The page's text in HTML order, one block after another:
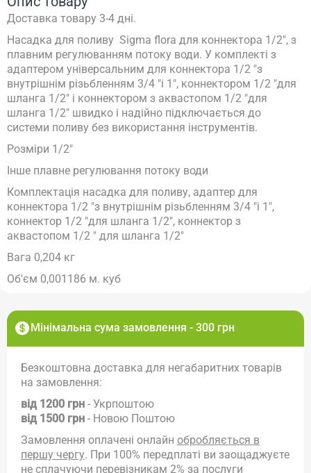
Мінімальна сума замовлення - 300 грн
Безкоштовна доставка для негабаритних товарів
на замовлення:
від 1200 грн - Укрпоштою
від 1500 грн - Новою Поштою
Замовлення оплачені онлайн обробляється в
першу чергу. При 100% передплаті ви заощаджуєте
не сплачуючи перевізникам 2% за послуги
Доставка товару 3-4 дні.
Насадка для поливу Sigma flora для коннектора 1/2", з
плавним регулюванням потоку води. У комплекті з
адаптером універсальним для коннектора 1/2 "з
внутрішнім різьбленням 3/4 "і 1", коннектором 1/2 "для
шланга 1/2" і коннектором з аквастопом 1/2 "для
шланга 1/2" швидко і надійно підключається до
системи поливу без використання інструментів.
Розміри 1/2"
Інше плавне регулювання потоку води
Комплектація насадка для поливу, адаптер для
коннектора 1/2 "з внутрішнім різьбленням 3/4 "і 1",
коннектор 1/2 "для шланга 1/2", коннектор з
аквастопом 1/2 " для шланга 1/2"
Вага 0,204 кг
Об'єм 0,001186 м. куб